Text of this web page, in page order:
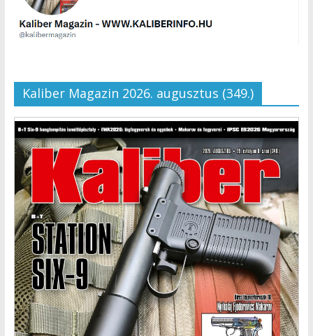
Kaliber Magazin 2026. augusztus (349.)